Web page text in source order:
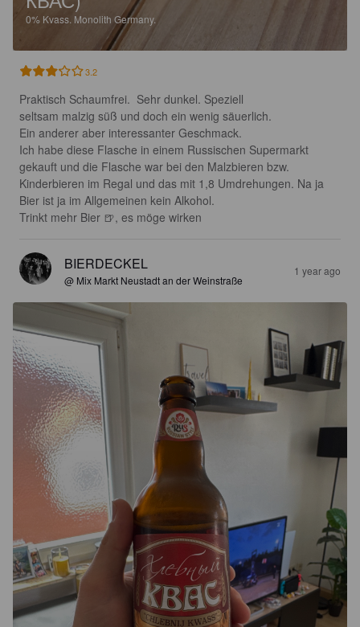
0% Kvass. Monolith Germany.
3.2
Praktisch Schaumfrei.  Sehr dunkel. Speziell
seltsam malzig süß und doch ein wenig säuerlich.
Ein anderer aber interessanter Geschmack.
Ich habe diese Flasche in einem Russischen Supermarkt
gekauft und die Flasche war bei den Malzbieren bzw.
Kinderbieren im Regal und das mit 1,8 Umdrehungen. Na ja
Bier ist ja im Allgemeinen kein Alkohol.
Trinkt mehr Bier 🍺, es möge wirken
BIERDECKEL
@ Mix Markt Neustadt an der Weinstraße
1 year ago